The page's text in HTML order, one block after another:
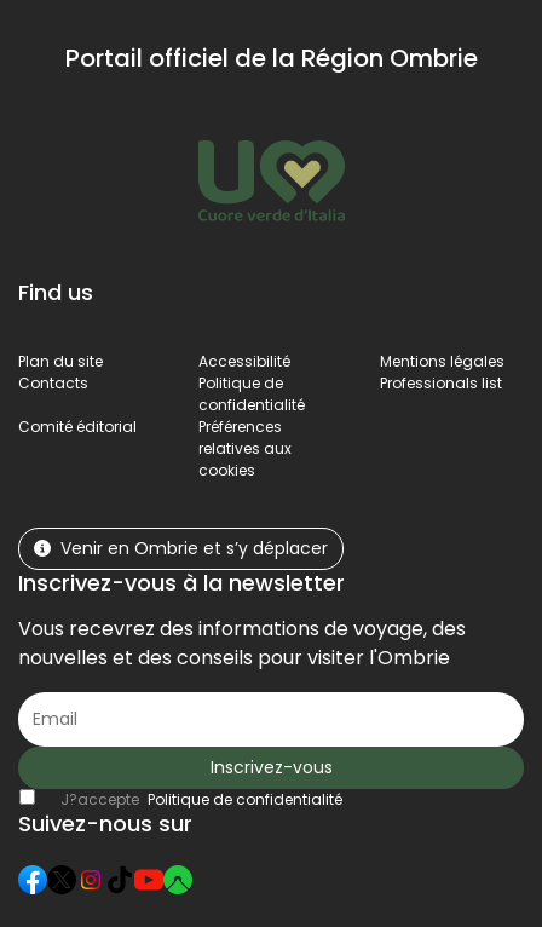
Portail officiel de la Région Ombrie
Find us
Plan du site Accessibilité
Mentions légales
Contacts
Politique de
confidentialité
Professionals list
Comité éditorial
Préférences
relatives aux
cookies
Venir en Ombrie et s’y déplacer
Inscrivez-vous à la newsletter
Vous recevrez des informations de voyage, des
nouvelles et des conseils pour visiter l'Ombrie
Inscrivez-vous
J?accepte Politique de confidentialité
Suivez-nous sur